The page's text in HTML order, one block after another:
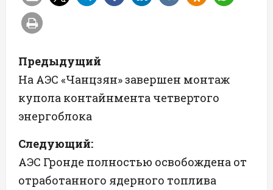
Н
а
в
г
а
Предыдущий
На АЭС «Чанцзян» завершен монтаж
купола контайнмента четвертого
энергоблока
Следующий:
АЭС Гронде полностью освобождена от
отработанного ядерного топлива